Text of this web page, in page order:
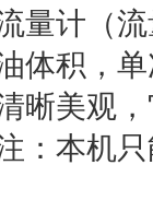
量计（
体积，
晰美观
：本机